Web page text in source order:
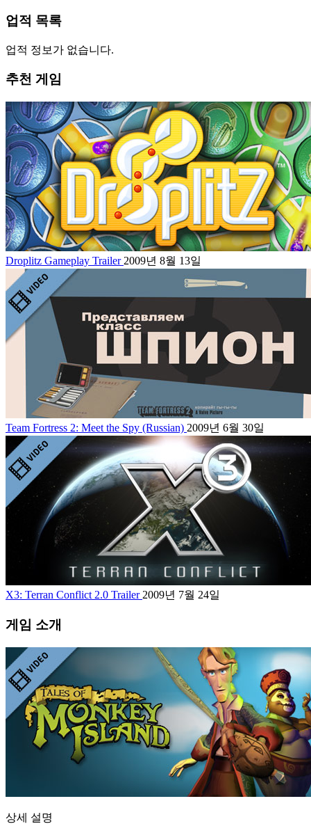
업적 목록
업적 정보가 없습니다.
추천 게임
Droplitz Gameplay Trailer 2009년 8월 13일
Team Fortress 2: Meet the Spy (Russian) 2009년 6월 30일
X3: Terran Conflict 2.0 Trailer 2009년 7월 24일
게임 소개
상세 설명